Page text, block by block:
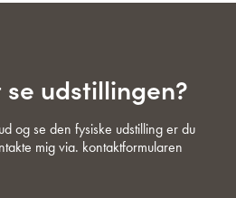
udstillingen?
og se den fysiske udstilling er du
mig via. kontaktformularen